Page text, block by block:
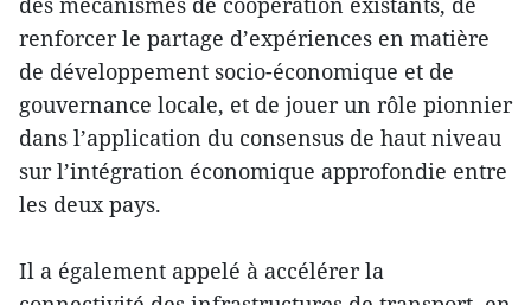
renforcer le partage d’expériences en matière
de développement socio-économique et de
gouvernance locale, et de jouer un rôle pionnier
dans l’application du consensus de haut niveau
sur l’intégration économique approfondie entre
les deux pays.
Il a également appelé à accélérer la